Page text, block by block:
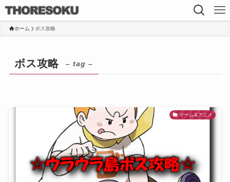
ホーム ボス攻略
ボス攻略 – tag –
ゲーム＆アニメ